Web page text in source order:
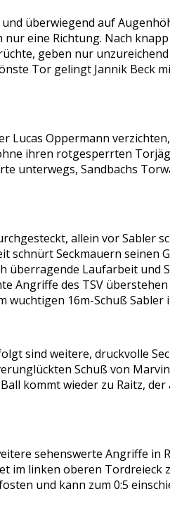
überwiegend auf
eine Richtung. Nach
geben nur
Tor gelingt Jannik Beck
Lucas Oppermann
ihren rotgesperrten
unterwegs, Sandbachs
allein vor Sabler
Seckmauern
überragende Laufarbeit und
Angriffe des TSV
wuchtigen 16m-Schuß Sabler
sind weitere, druckvolle
Schuß von
kommt wieder zu Raitz,
sehenswerte Angriffe in
im linken oberen Tordreieck
und kann zum 0:5